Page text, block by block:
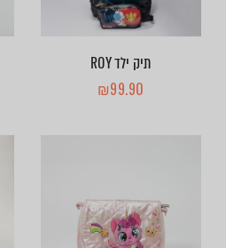
תיק ילד ROY
₪99.90